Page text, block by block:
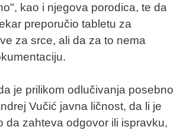
kao i njegova porodica, te da
preporučio tabletu za
za srce, ali da za to nema
je prilikom odlučivanja posebno
Vučić javna ličnost, da li je
da zahteva odgovor ili ispravku,